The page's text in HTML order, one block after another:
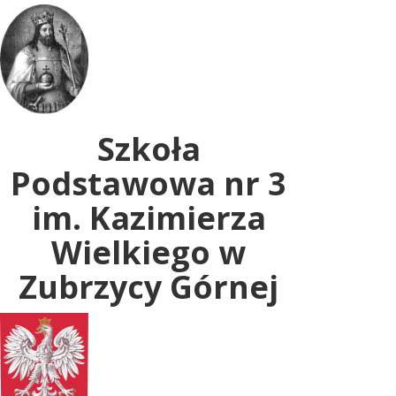
Uwaga:
ta
witryna
zawiera
system
dostępności.
Szkoła
Podstawowa nr 3
im. Kazimierza
Wielkiego w
Zubrzycy Górnej